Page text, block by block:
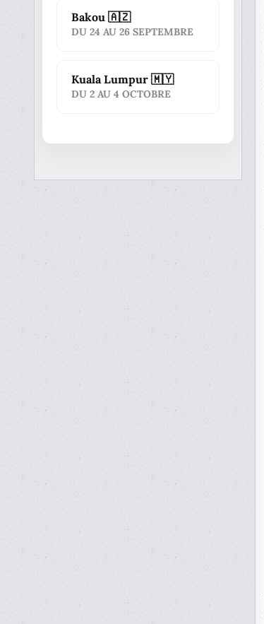
Bakou 🇦🇿
DU 24 AU 26 SEPTEMBRE
Kuala Lumpur 🇲🇾
DU 2 AU 4 OCTOBRE